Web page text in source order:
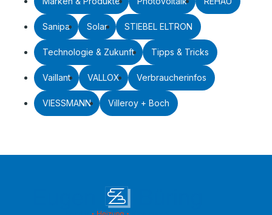
Sanipa Solar STIEBEL ELTRON
Technologie & Zukunft Tipps & Tricks
Vaillant VALLOX Verbraucherinfos
VIESSMANN Villeroy + Boch